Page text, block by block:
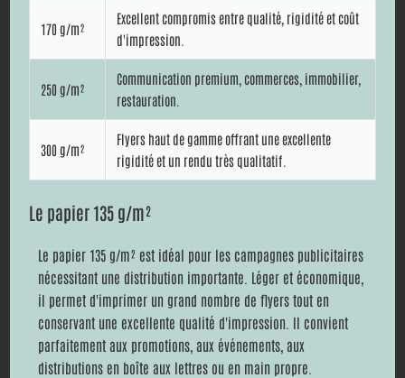
170 g/m²
Excellent compromis entre qualité, rigidité et coût
d'impression.
250 g/m²
Communication premium, commerces, immobilier,
restauration.
300 g/m²
Flyers haut de gamme offrant une excellente
rigidité et un rendu très qualitatif.
Le papier 135 g/m²
Le papier 135 g/m² est idéal pour les campagnes publicitaires
nécessitant une distribution importante. Léger et économique,
il permet d'imprimer un grand nombre de flyers tout en
conservant une excellente qualité d'impression. Il convient
parfaitement aux promotions, aux événements, aux
distributions en boîte aux lettres ou en main propre.